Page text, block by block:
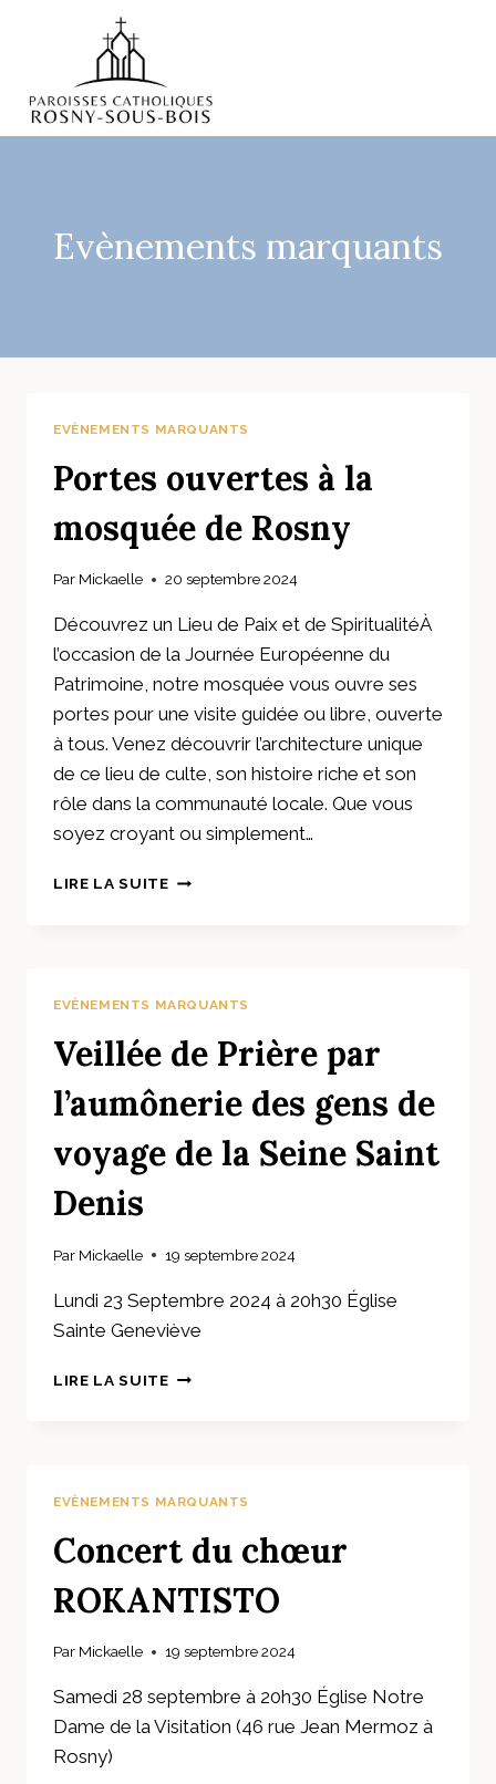
Evènements marquants
EVÈNEMENTS MARQUANTS
Portes ouvertes à la
mosquée de Rosny
Par Mickaelle 20 septembre 2024
Découvrez un Lieu de Paix et de SpiritualitéÀ
l’occasion de la Journée Européenne du
Patrimoine, notre mosquée vous ouvre ses
portes pour une visite guidée ou libre, ouverte
à tous. Venez découvrir l’architecture unique
de ce lieu de culte, son histoire riche et son
rôle dans la communauté locale. Que vous
soyez croyant ou simplement…
LIRE LA SUITEPORTES
EVÈNEMENTS MARQUANTS
Veillée de Prière par
l’aumônerie des gens de
voyage de la Seine Saint
Denis
Par Mickaelle 19 septembre 2024
Lundi 23 Septembre 2024 à 20h30 Église
Sainte Geneviève
LIRE LA SUITEVEILLÉE
DE
VOYAGE
LA
SAINT
EVÈNEMENTS MARQUANTS
Concert du chœur
ROKANTISTO
Par Mickaelle 19 septembre 2024
Samedi 28 septembre à 20h30 Église Notre
Dame de la Visitation (46 rue Jean Mermoz à
Rosny)